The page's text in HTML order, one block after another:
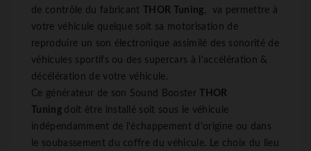
de contrôle du fabricant
THOR Tuning, va permettre à
votre véhicule quelque soit sa motorisation de
reproduire un son électronique assimilé des sonorité de
véhicules sportifs ou des supercars à l'accélération &
décélération de votre véhicule.
Ce générateur de son Sound Booster
THOR
Tuning doit être installé soit sous le véhicule
indépendamment de l'échappement d'origine ou dans
le soubassement du coffre du véhicule. Le choix du lieu